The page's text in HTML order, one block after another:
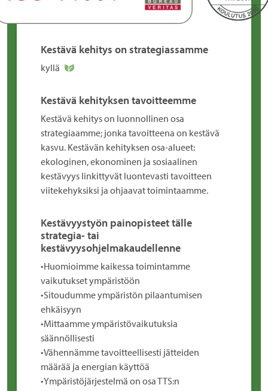
Kestävä kehitys on strategiassamme
kyllä
Kestävä kehityksen tavoitteemme
Kestävä kehitys on luonnollinen osa
strategiaamme; jonka tavoitteena on kestävä
kasvu. Kestävän kehityksen osa-alueet:
ekologinen, ekonominen ja sosiaalinen
kestävyys linkittyvät luontevasti tavoitteen
viitekehyksiksi ja ohjaavat toimintaamme.
Kestävyystyön painopisteet tälle
strategia- tai
kestävyysohjelmakaudellenne
•Huomioimme kaikessa toimintamme
vaikutukset ympäristöön
•Sitoudumme ympäristön pilaantumisen
ehkäisyyn
•Mittaamme ympäristövaikutuksia
säännöllisesti
•Vähennämme tavoitteellisesti jätteiden
määrää ja energian käyttöä
•Ympäristöjärjestelmä on osa TTS:n